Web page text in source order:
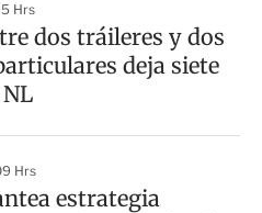
Hrs
dos tráileres y dos
deja siete
Hrs
estrategia